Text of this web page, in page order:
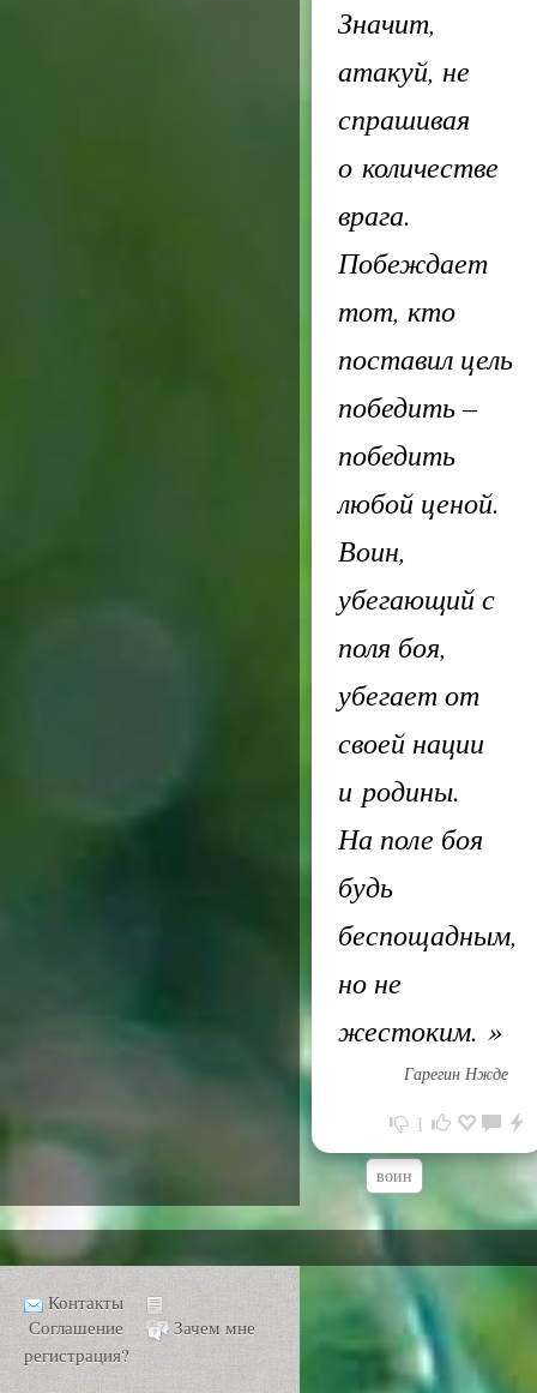
Значит,
атакуй, не
спрашивая
о количестве
врага.
Побеждает
тот, кто
поставил цель
победить –
победить
любой ценой.
Воин,
убегающий с
поля боя,
убегает от
своей нации
и родины.
На поле боя
будь
беспощадным,
но не
жестоким. »
Гарегин Нжде
1
воин
Контакты
Соглашение
Зачем мне
регистрация?